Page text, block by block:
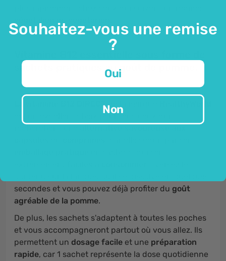
sachets pratiques au goût de pomme.
La vitamine B12 DIRECT de la marque
est un excellent choix pour tous ceux qui
recherchent unealternative savoureuse aux
secondes et vous pouvez déjà profiter du goût
agréable de la pomme.
De plus, les sachets s'adaptent à toutes les poches
et vous accompagneront partout où vous allez. Ils
permettent un dosage facile et une préparation
rapide, car 1 sachet représente la dose quotidienne
Souhaitez-vous une remise
?
Oui
Non